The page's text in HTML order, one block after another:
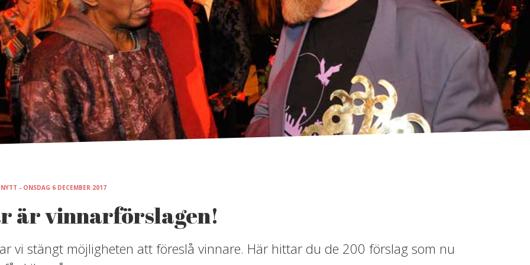
NYTT - ONSDAG 6 DECEMBER 2017
är vinnarförslagen!
vi stängt möjligheten att föreslå vinnare. Här hittar du de 200 förslag som nu